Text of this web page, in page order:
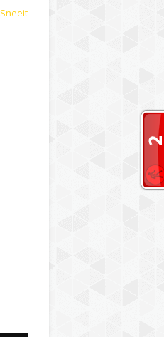
Sneeit